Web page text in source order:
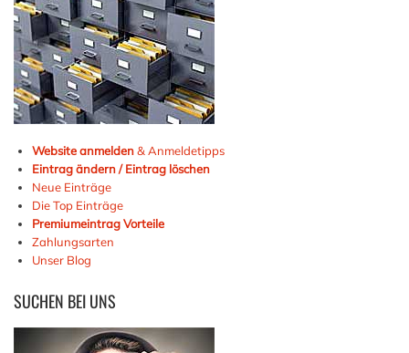
Website anmelden& Anmeldetipps
Eintrag ändern / Eintrag löschen
Neue Einträge
Die Top Einträge
Premiumeintrag Vorteile
Zahlungsarten
Unser Blog
SUCHEN BEI UNS